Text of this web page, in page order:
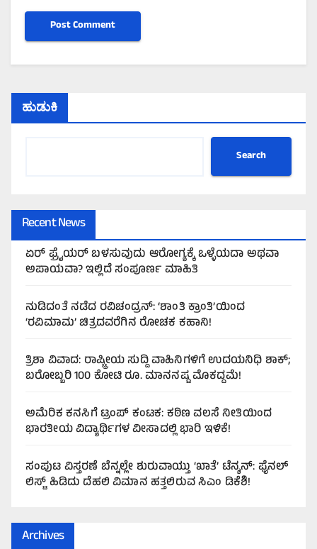
ಹುಡುಕಿ
Search
Recent News
ಏರ್‌ ಫ್ರೈಯರ್‌ ಬಳಸುವುದು ಆರೋಗ್ಯಕ್ಕೆ ಒಳ್ಳೆಯದಾ ಅಥವಾ
ಅಪಾಯವಾ? ಇಲ್ಲಿದೆ ಸಂಪೂರ್ಣ ಮಾಹಿತಿ
ನುಡಿದಂತೆ ನಡೆದ ರವಿಚಂದ್ರನ್: ‘ಶಾಂತಿ ಕ್ರಾಂತಿ’ಯಿಂದ
‘ರವಿಮಾಮ’ ಚಿತ್ರದವರೆಗಿನ ರೋಚಕ ಕಹಾನಿ!
ತ್ರಿಶಾ ವಿವಾದ: ರಾಷ್ಟ್ರೀಯ ಸುದ್ದಿ ವಾಹಿನಿಗಳಿಗೆ ಉದಯನಿಧಿ ಶಾಕ್;
ಬರೋಬ್ಬರಿ 100 ಕೋಟಿ ರೂ. ಮಾನನಷ್ಟ ಮೊಕದ್ದಮೆ!
ಅಮೆರಿಕ ಕನಸಿಗೆ ಟ್ರಂಪ್ ಕಂಟಕ: ಕಠಿಣ ವಲಸೆ ನೀತಿಯಿಂದ
ಭಾರತೀಯ ವಿದ್ಯಾರ್ಥಿಗಳ ವೀಸಾದಲ್ಲಿ ಭಾರಿ ಇಳಿಕೆ!
ಸಂಪುಟ ವಿಸ್ತರಣೆ ಬೆನ್ನಲ್ಲೇ ಶುರುವಾಯ್ತು ‘ಖಾತೆ’ ಟೆನ್ಶನ್: ಫೈನಲ್
ಲಿಸ್ಟ್ ಹಿಡಿದು ದೆಹಲಿ ವಿಮಾನ ಹತ್ತಲಿರುವ ಸಿಎಂ ಡಿಕೆಶಿ!
Archives